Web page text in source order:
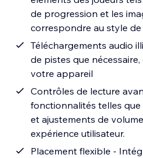
de progression et les
correspondre au style
Téléchargements audio
de pistes que
votre appareil
Contrôles de lecture
fonctionnalités telles
et ajustements de
expérience utilisateur.
Placement flexible -